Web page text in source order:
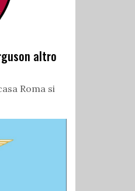
altro
Roma si